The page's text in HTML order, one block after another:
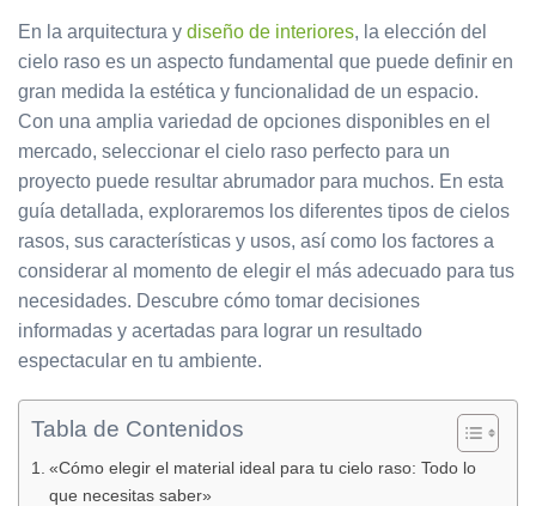
En la arquitectura y diseño de interiores, la elección del
cielo raso es un aspecto fundamental que puede definir en
gran medida la estética y funcionalidad de un espacio.
Con una amplia variedad de opciones disponibles en el
mercado, seleccionar el cielo raso perfecto para un
proyecto puede resultar abrumador para muchos. En esta
guía detallada, exploraremos los diferentes tipos de cielos
rasos, sus características y usos, así como los factores a
considerar al momento de elegir el más adecuado para tus
necesidades. Descubre cómo tomar decisiones
informadas y acertadas para lograr un resultado
espectacular en tu ambiente.
Tabla de Contenidos
«Cómo elegir el material ideal para tu cielo raso: Todo lo
que necesitas saber»